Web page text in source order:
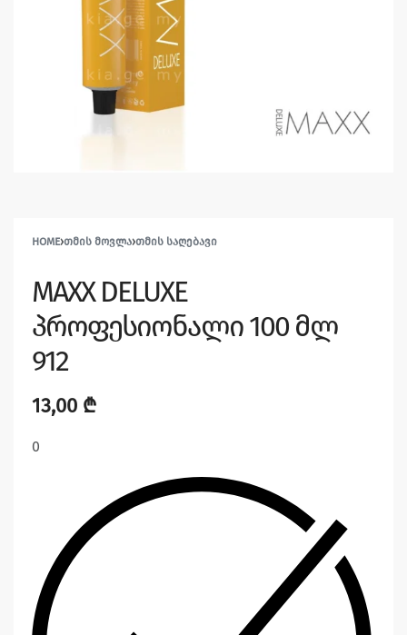
HOME›ᲗᲛᲘᲡ ᲛᲝᲕᲚᲐ›ᲗᲛᲘᲡ ᲡᲐᲦᲔᲑᲐᲕᲘ
MAXX DELUXE
პროფესიონალი 100 მლ
912
13,00 ₾
0